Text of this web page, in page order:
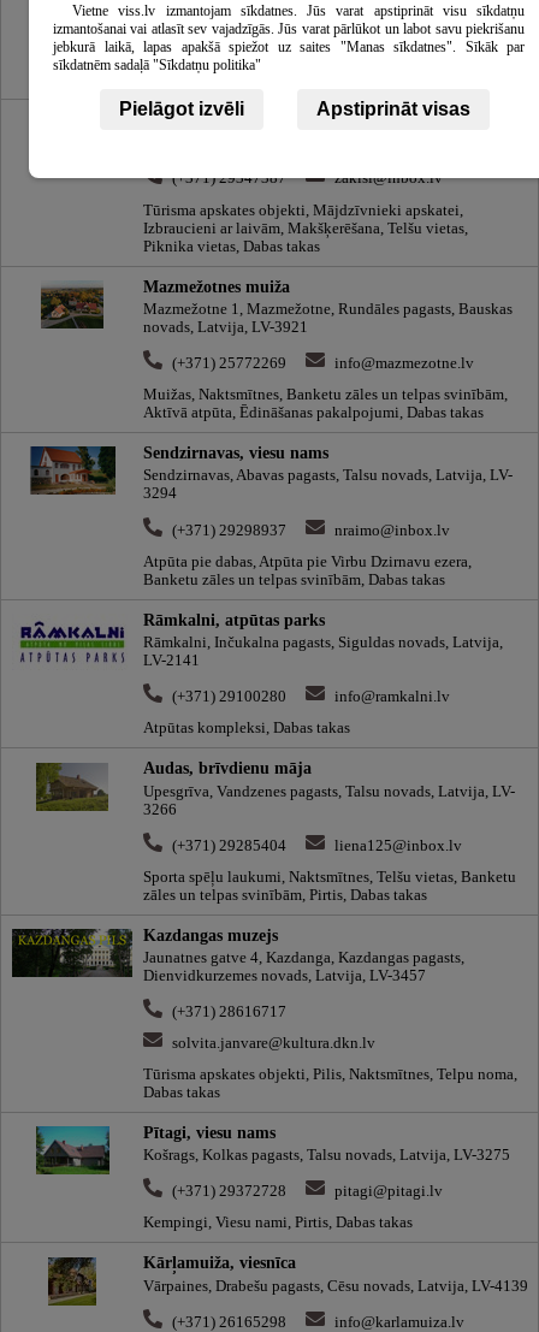
(+371) 29758771
Lauku mājas, Pirtis, Atpūta pie Galšūnas ezera, Dabas
Zaķīši, trušu dārzs
(+371) 29347387
zakisi@inbox.lv
Tūrisma apskates objekti, Mājdzīvnieki apskatei,
Izbraucieni ar laivām, Makšķerēšana, Telšu vietas,
Piknika vietas, Dabas takas
Mazmežotnes muiža
Mazmežotne 1, Mazmežotne, Rundāles pagasts, Bauskas
novads, Latvija, LV-3921
(+371) 25772269
info@mazmezotne.lv
Muižas, Naktsmītnes, Banketu zāles un telpas svinībām,
Aktīvā atpūta, Ēdināšanas pakalpojumi, Dabas takas
Sendzirnavas, viesu nams
Sendzirnavas, Abavas pagasts, Talsu novads, Latvija, LV-
3294
(+371) 29298937
nraimo@inbox.lv
Atpūta pie dabas, Atpūta pie Virbu Dzirnavu ezera,
Banketu zāles un telpas svinībām, Dabas takas
Rāmkalni, atpūtas parks
Rāmkalni, Inčukalna pagasts, Siguldas novads, Latvija,
LV-2141
(+371) 29100280
info@ramkalni.lv
Atpūtas kompleksi, Dabas takas
Audas, brīvdienu māja
Upesgrīva, Vandzenes pagasts, Talsu novads, Latvija, LV-
3266
(+371) 29285404
liena125@inbox.lv
Sporta spēļu laukumi, Naktsmītnes, Telšu vietas, Banketu
zāles un telpas svinībām, Pirtis, Dabas takas
Kazdangas muzejs
Jaunatnes gatve 4, Kazdanga, Kazdangas pagasts,
Dienvidkurzemes novads, Latvija, LV-3457
(+371) 28616717
solvita.janvare@kultura.dkn.lv
Tūrisma apskates objekti, Pilis, Naktsmītnes, Telpu noma,
Dabas takas
Pītagi, viesu nams
Košrags, Kolkas pagasts, Talsu novads, Latvija, LV-3275
(+371) 29372728
pitagi@pitagi.lv
Kempingi, Viesu nami, Pirtis, Dabas takas
Kārļamuiža, viesnīca
Vārpaines, Drabešu pagasts, Cēsu novads, Latvija, LV-4139
(+371) 26165298 info@karlamuiza.lv
Vietne viss.lv izmantojam sīkdatnes. Jūs varat apstiprināt visu sīkdatņu
izmantošanai vai atlasīt sev vajadzīgās. Jūs varat pārlūkot un labot savu piekrišanu
jebkurā laikā, lapas apakšā spiežot uz saites "Manas sīkdatnes". Sīkāk par
sīkdatnēm sadaļā "Sīkdatņu politika"
Pielāgot izvēli Apstiprināt visas